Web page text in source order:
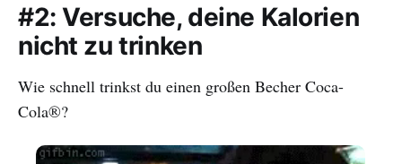
#2: Versuche, deine Kalorien
nicht zu trinken
Wie schnell trinkst du einen großen Becher Coca-
Cola®?